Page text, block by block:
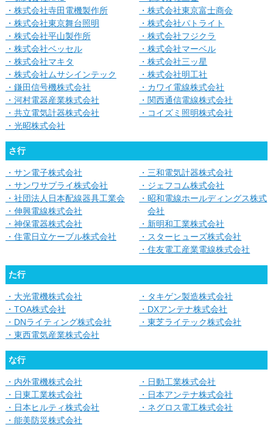
・株式会社寺田電機製作所
・株式会社東京舞台照明
・株式会社平山製作所
・株式会社ベッセル
・株式会社マキタ
・株式会社ムサシインテック
・鎌田信号機株式会社
・河村電器産業株式会社
・共立電気計器株式会社
・光昭株式会社
・株式会社東京富士商会
・株式会社パトライト
・株式会社フジクラ
・株式会社マーベル
・株式会社三ッ星
・株式会社明工社
・カワイ電線株式会社
・関西通信電線株式会社
・コイズミ照明株式会社
さ行
・サン電子株式会社
・サンワサプライ株式会社
・社団法人日本配線器具工業会
・伸興電線株式会社
・神保電器株式会社
・住電日立ケーブル株式会社
・三和電気計器株式会社
・ジェフコム株式会社
・昭和電線ホールディングス株式
会社
・新明和工業株式会社
・スターヒューズ株式会社
・住友電工産業電線株式会社
た行
・大光電機株式会社
・TOA株式会社
・DNライティング株式会社
・東西電気産業株式会社
・タキゲン製造株式会社
・DXアンテナ株式会社
・東芝ライテック株式会社
な行
・内外電機株式会社
・日東工業株式会社
・日本ヒルティ株式会社
・能美防災株式会社
・日動工業株式会社
・日本アンテナ株式会社
・ネグロス電工株式会社